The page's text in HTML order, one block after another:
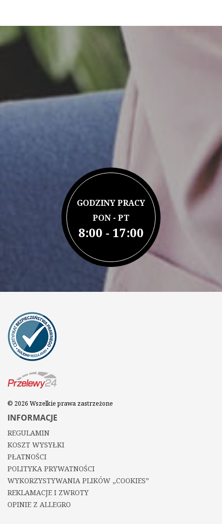
GODZINY PRACY
PON - PT
8:00 - 17:00
© 2026 Wszelkie prawa zastrzeżone
INFORMACJE
REGULAMIN
KOSZT WYSYŁKI
PŁATNOŚCI
POLITYKA PRYWATNOŚCI
WYKORZYSTYWANIA PLIKÓW „COOKIES”
REKLAMACJE I ZWROTY
OPINIE Z ALLEGRO